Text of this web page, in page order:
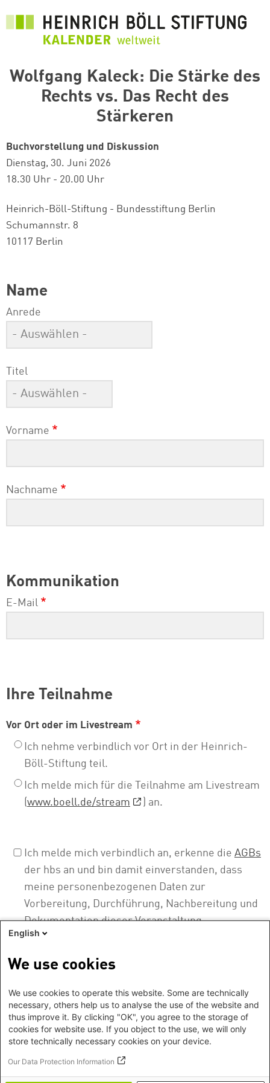
Wolfgang Kaleck: Die Stärke des
Rechts vs. Das Recht des
Stärkeren
Buchvorstellung und Diskussion
Dienstag, 30. Juni 2026
18.30 Uhr - 20.00 Uhr
Heinrich-Böll-Stiftung - Bundesstiftung Berlin
Schumannstr. 8
10117 Berlin
Name
Anrede
Titel
Vorname
Nachname
Kommunikation
E-Mail
Ihre Teilnahme
Vor Ort oder im Livestream
Ich nehme verbindlich vor Ort in der Heinrich-
Böll-Stiftung teil.
Ich melde mich für die Teilnahme am Livestream
(www.boell.de/stream ) an.
Ich melde mich verbindlich an, erkenne die AGBs
der hbs an und bin damit einverstanden, dass
meine personenbezogenen Daten zur
Vorbereitung, Durchführung, Nachbereitung und
Dokumentation dieser Veranstaltung
elektronisch gespeichert und verwendet werden.
widersprechen. Mehr zum Datenschutz finden Sie
hier .
English
We use cookies
We use cookies to operate this website. Some are technically
necessary, others help us to analyse the use of the website and
thus improve it. By clicking "OK", you agree to the storage of
cookies for website use. If you object to the use, we will only
store technically necessary cookies on your device.
Our Data Protection Information